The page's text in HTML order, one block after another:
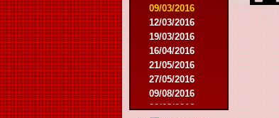
09/03/2016
12/03/2016
19/03/2016
16/04/2016
21/05/2016
27/05/2016
09/08/2016
20/08/2016